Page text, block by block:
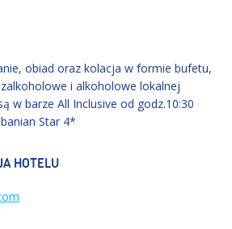
obiad oraz kolacja w formie bufetu,
i alkoholowe lokalnej
w barze All Inclusive od godz.10:30
Star 4*
HOTELU